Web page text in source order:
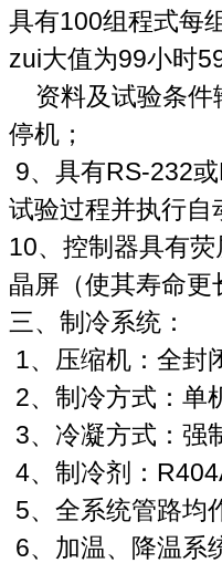
具有100组程式每
zui大值为99小时
资料及试验条件
停机；
9、具有RS-232
试验过程并执行自
10、控制器具有
晶屏（使其寿命更
三、制冷系统：
1、压缩机：全封
2、制冷方式：单
3、冷凝方式：强
4、制冷剂：
5、全系统管路均
6、加温、降温系